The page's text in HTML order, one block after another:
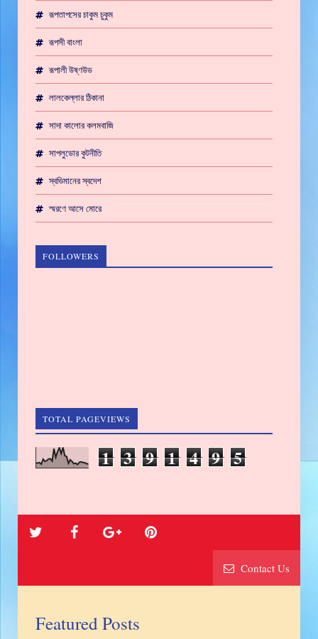
রূপতাপসের চাকুম চুকুম
রূপসী বাংলা
রূপালী উষ্ণউড
লালকেল্লার ঠিকানা
সাদা কালোর কলমবাজি
সাপলুডোর কুটনীতি
স্বভিমানের স্বদেশ
স্মরণে আসে মোরে
FOLLOWERS
TOTAL PAGEVIEWS
1 3 9 1 4 9 5
Contact Us
Featured Posts